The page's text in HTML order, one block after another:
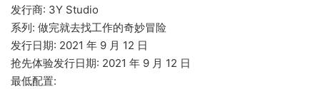
发行商: 3Y Studio
系列: 做完就去找工作的奇妙冒险
发行日期: 2021 年 9 月 12 日
抢先体验发行日期: 2021 年 9 月 12 日
最低配置: